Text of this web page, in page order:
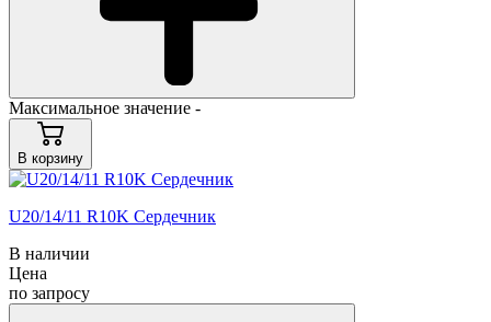
Максимальное значение -
В корзину
U20/14/11 R10K Сердечник
В наличии
Цена
по запросу